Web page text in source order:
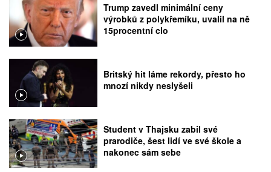
Trump zavedl minimální ceny
výrobků z polykřemíku, uvalil na ně
15procentní clo
Britský hit láme rekordy, přesto ho
mnozí nikdy neslyšeli
Student v Thajsku zabil své
prarodiče, šest lidí ve své škole a
nakonec sám sebe